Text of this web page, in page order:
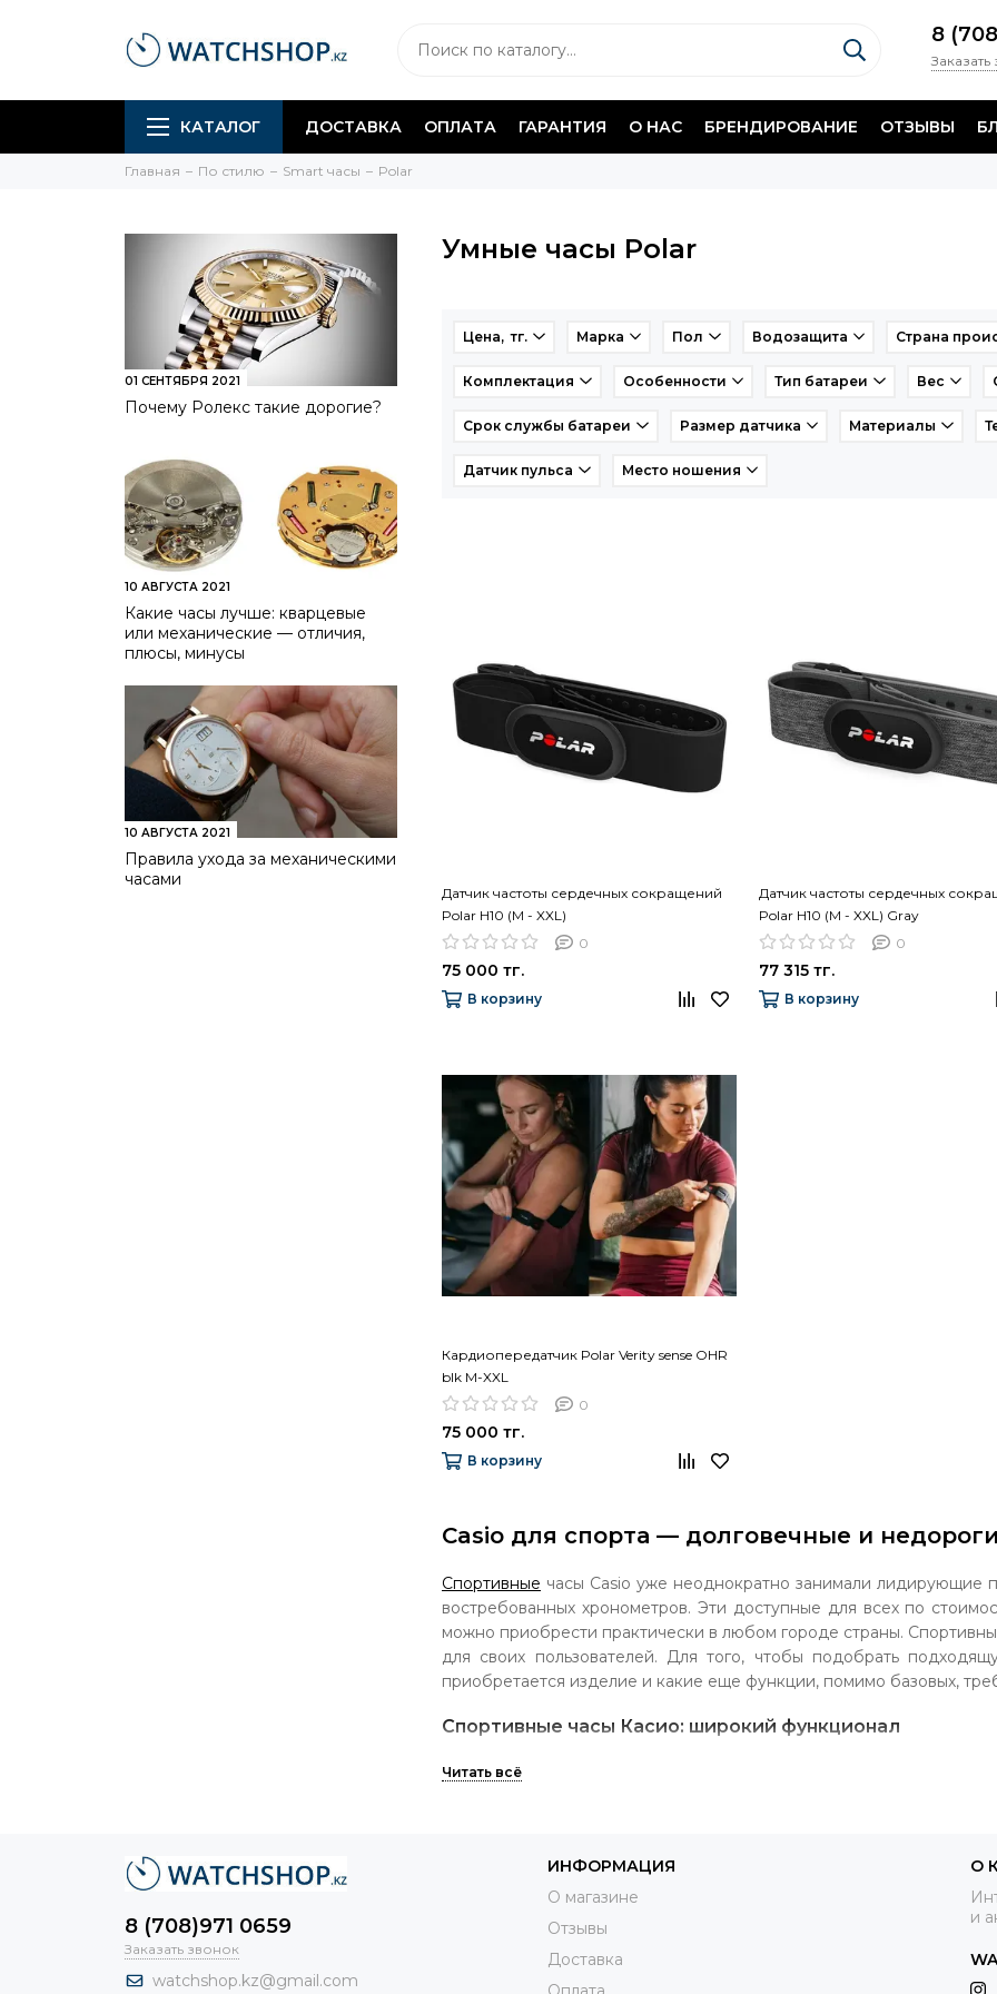
8
КАТАЛОГ ДОСТАВКА ОПЛАТА ГАРАНТИЯ О НАС БРЕНДИРОВАНИЕ ОТЗЫВЫ
Главная По стилю Smart часы Polar
01 СЕНТЯБРЯ 2021
Почему Ролекс такие дорогие?
10 АВГУСТА 2021
Какие часы лучше: кварцевые
или механические — отличия,
плюсы, минусы
10 АВГУСТА 2021
Правила ухода за механическими
часами
Умные часы Polar
Цена, тг. Марка Пол Водозащита Страна
Комплектация Особенности Тип батареи Вес
Срок службы батареи Размер датчика Материалы
Датчик пульса Место ношения
Датчик частоты сердечных сокращений
Polar H10 (M - XXL)
0
75 000 тг.
В корзину
Датчик частоты сердечных
Polar H10 (M - XXL) Gray
0
77 315 тг.
В корзину
Кардиопередатчик Polar Verity sense OHR
blk M-XXL
0
75 000 тг.
В корзину
Casio для спорта — долговечные и
Спортивные часы Casio уже неоднократно занимали лидирующие
востребованных хронометров. Эти доступные для всех по
можно приобрести практически в любом городе страны.
для своих пользователей. Для того, чтобы подобрать
приобретается изделие и какие еще функции, помимо базовых,
Спортивные часы Касио: широкий функционал
Часы спортивные Casio имеют множество важных функций,
является надежной и долговечной. Эти спортивные часы Casio не
ни перепадов давления. Бренд Касио выпускает и хронометры
походы. В них имеется компас, термометр, а также барометр и
Часы Касио для спорта особенно удобны для тех, кому
8 (708)971 0659
Заказать звонок
watchshop.kz@gmail.com
ИНФОРМАЦИЯ
О магазине
Отзывы
Доставка
О
и